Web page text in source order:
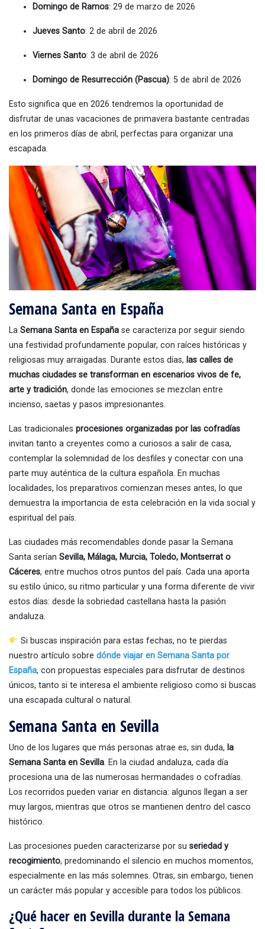
Domingo de Ramos: 29 de marzo de 2026
Jueves Santo: 2 de abril de 2026
Viernes Santo: 3 de abril de 2026
Domingo de Resurrección (Pascua): 5 de abril de 2026
Esto significa que en 2026 tendremos la oportunidad de
disfrutar de unas vacaciones de primavera bastante centradas
en los primeros días de abril, perfectas para organizar una
escapada.
Semana Santa en España
La Semana Santa en España se caracteriza por seguir siendo
una festividad profundamente popular, con raíces históricas y
religiosas muy arraigadas. Durante estos días, las calles de
muchas ciudades se transforman en escenarios vivos de fe,
arte y tradición, donde las emociones se mezclan entre
incienso, saetas y pasos impresionantes.
Las tradicionales procesiones organizadas por las cofradías
invitan tanto a creyentes como a curiosos a salir de casa,
contemplar la solemnidad de los desfiles y conectar con una
parte muy auténtica de la cultura española. En muchas
localidades, los preparativos comienzan meses antes, lo que
demuestra la importancia de esta celebración en la vida social y
espiritual del país.
Las ciudades más recomendables donde pasar la Semana
Santa serían Sevilla, Málaga, Murcia, Toledo, Montserrat o
Cáceres, entre muchos otros puntos del país. Cada una aporta
su estilo único, su ritmo particular y una forma diferente de vivir
estos días: desde la sobriedad castellana hasta la pasión
andaluza.
Si buscas inspiración para estas fechas, no te pierdas
nuestro artículo sobre dónde viajar en Semana Santa por
España, con propuestas especiales para disfrutar de destinos
únicos, tanto si te interesa el ambiente religioso como si buscas
una escapada cultural o natural.
Semana Santa en Sevilla
Uno de los lugares que más personas atrae es, sin duda, la
Semana Santa en Sevilla. En la ciudad andaluza, cada día
procesiona una de las numerosas hermandades o cofradías.
Los recorridos pueden variar en distancia: algunos llegan a ser
muy largos, mientras que otros se mantienen dentro del casco
histórico.
Las procesiones pueden caracterizarse por su seriedad y
recogimiento, predominando el silencio en muchos momentos,
especialmente en las más solemnes. Otras, sin embargo, tienen
un carácter más popular y accesible para todos los públicos.
¿Qué hacer en Sevilla durante la Semana